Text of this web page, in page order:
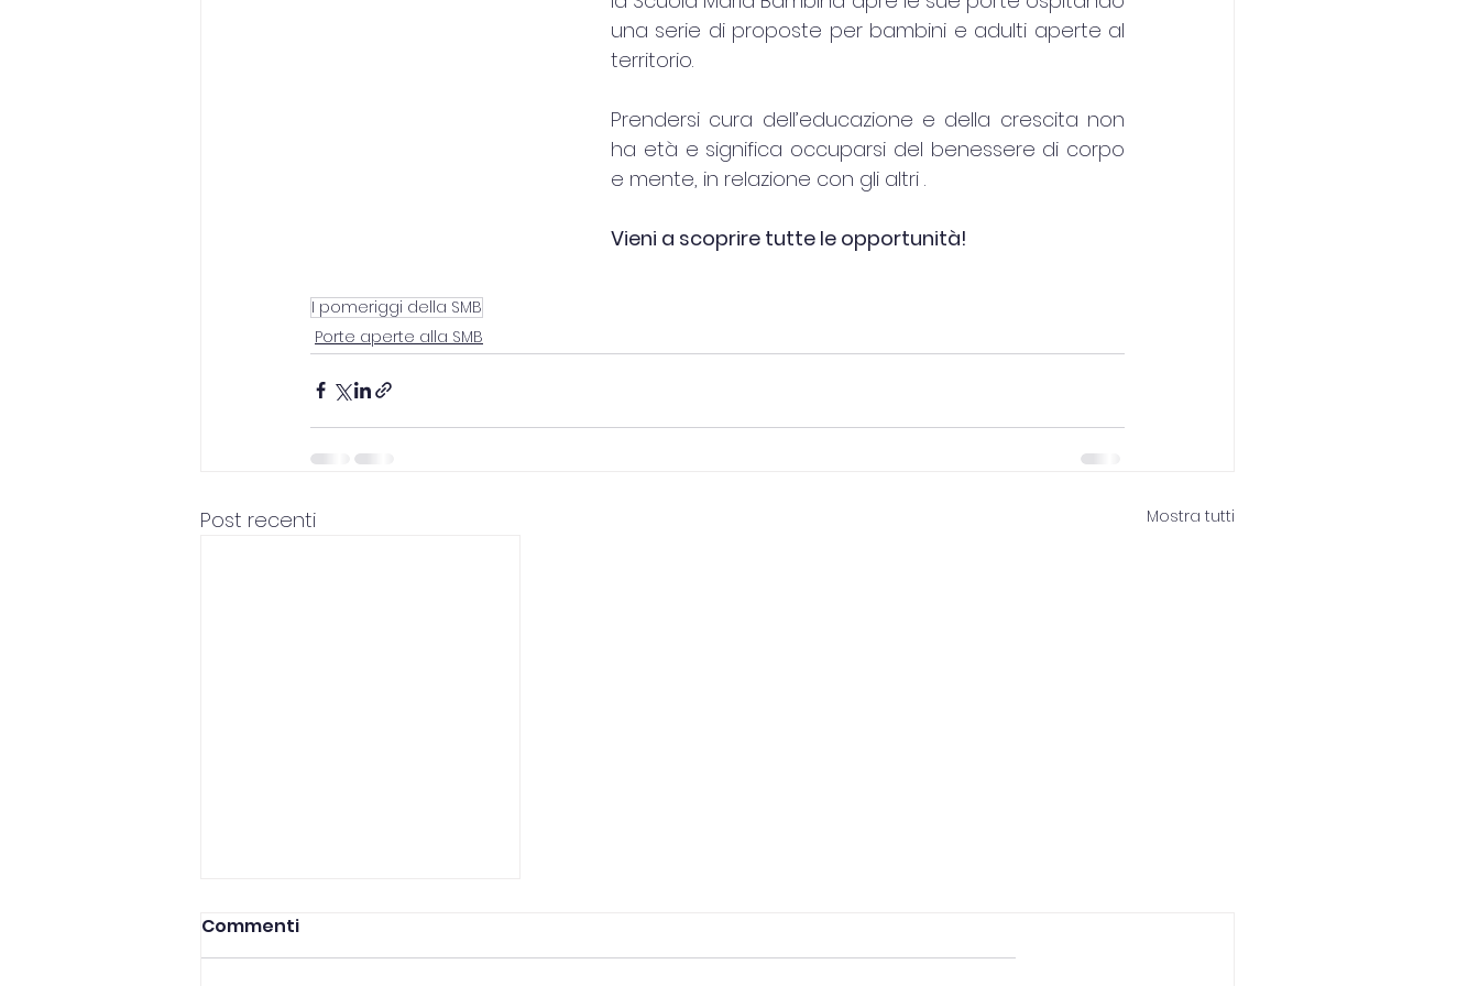
una serie di proposte per bambini e adulti aperte al
territorio.
Prendersi cura dell’educazione e della crescita non
ha età e significa occuparsi del benessere di corpo
e mente, in relazione con gli altri .
Vieni a scoprire tutte le opportunità!
I pomeriggi della SMB
Porte aperte alla SMB
Post recenti Mostra tutti
Commenti